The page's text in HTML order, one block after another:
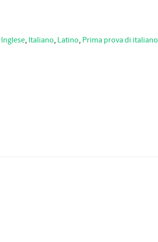
Inglese, Italiano, Latino, Prima prova di italiano